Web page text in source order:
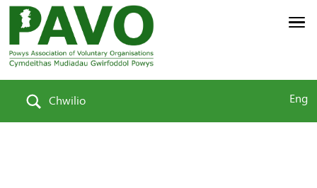
Chwilio Eng